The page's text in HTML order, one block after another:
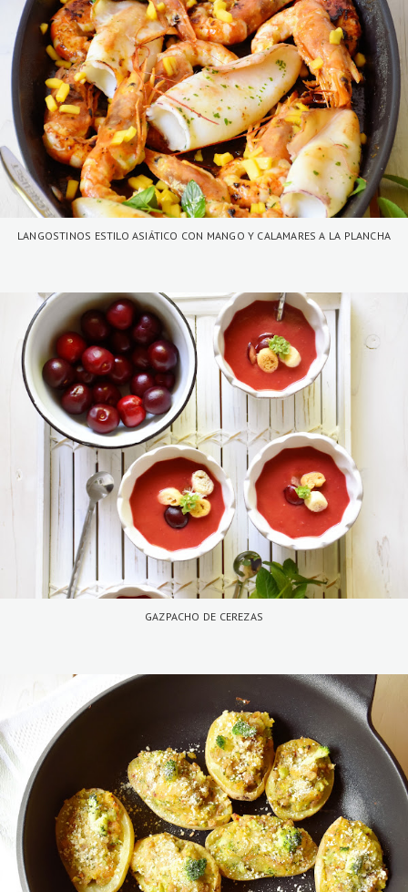
LANGOSTINOS ESTILO ASIÁTICO CON MANGO Y CALAMARES A LA PLANCHA
GAZPACHO DE CEREZAS